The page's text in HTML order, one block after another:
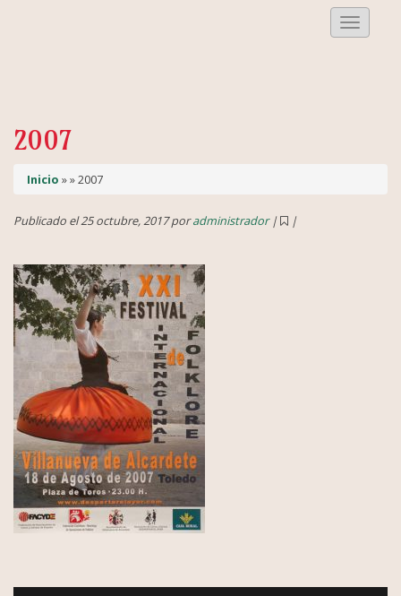
Menu
2007
Inicio » » 2007
Publicado el 25 octubre, 2017 poradministrador| |